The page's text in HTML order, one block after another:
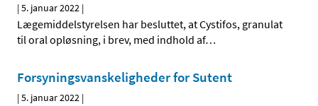
|5. januar 2022 |
Lægemiddelstyrelsen har besluttet, at Cystifos, granulat
til oral opløsning, i brev, med indhold af…
Forsyningsvanskeligheder for Sutent
|5. januar 2022 |